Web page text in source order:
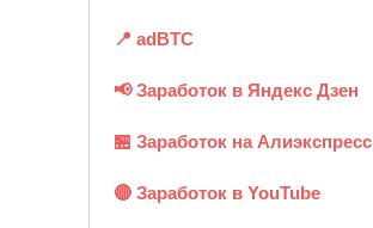
📍 adBTC
📢 Заработок в Яндекс Дзен
🏪 Заработок на Алиэкспресс
🔴 Заработок в YouTube